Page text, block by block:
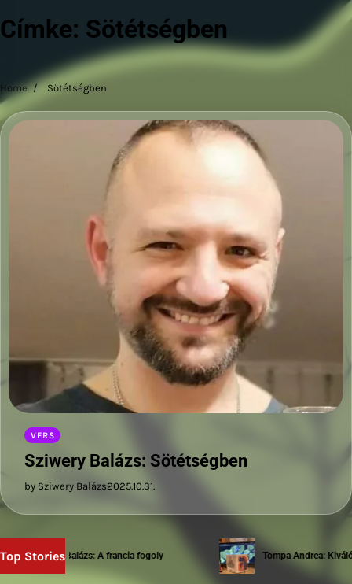
Címke: Sötétségben
Home Sötétségben
VERS
Sziwery Balázs: Sötétségben
by Sziwery Balázs2025.10.31.
Top Stories
Sziwery Balázs: A francia fogoly Tompa Andrea: Kiváló